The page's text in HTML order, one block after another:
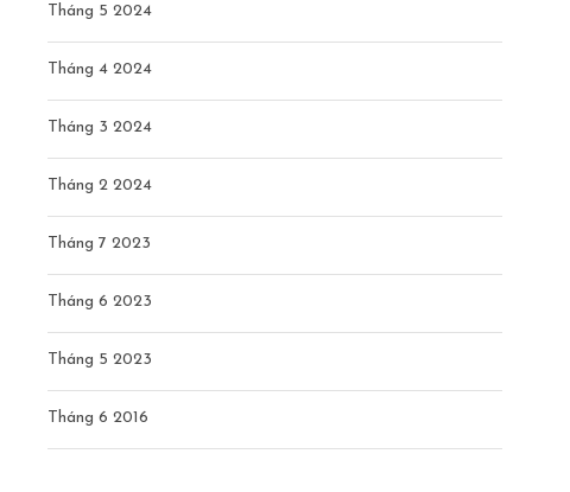
Tháng 5 2024
Tháng 4 2024
Tháng 3 2024
Tháng 2 2024
Tháng 7 2023
Tháng 6 2023
Tháng 5 2023
Tháng 6 2016